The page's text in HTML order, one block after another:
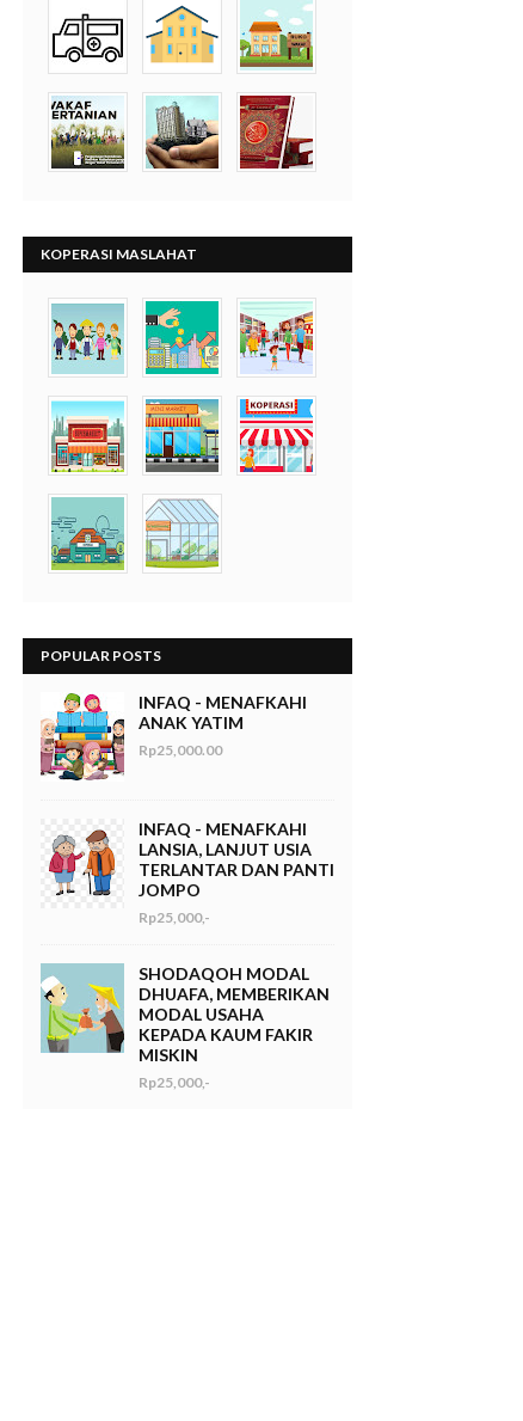
KOPERASI MASLAHAT
POPULAR POSTS
INFAQ - MENAFKAHI
ANAK YATIM
Rp25,000.00
INFAQ - MENAFKAHI
LANSIA, LANJUT USIA
TERLANTAR DAN PANTI
JOMPO
Rp25,000,-
SHODAQOH MODAL
DHUAFA, MEMBERIKAN
MODAL USAHA
KEPADA KAUM FAKIR
MISKIN
Rp25,000,-